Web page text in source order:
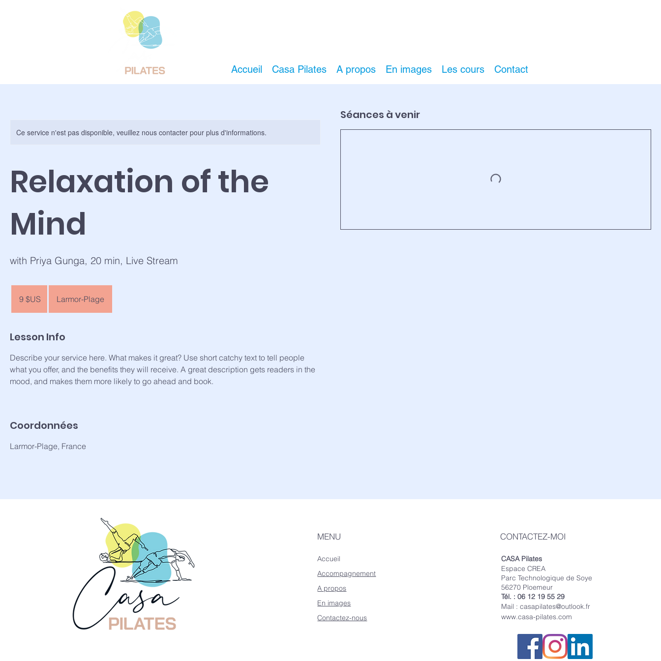
Accueil Casa Pilates A propos En images Les cours Contact
Ce service n'est pas disponible, veuillez nous contacter pour plus d'informations.
Relaxation of the
Mind
with Priya Gunga, 20 min, Live Stream
des
États-
9 $US Larmor-Plage
Lesson Info
Describe your service here. What makes it great? Use short catchy text to tell people
what you offer, and the benefits they will receive. A great description gets readers in the
mood, and makes them more likely to go ahead and book.
Coordonnées
Larmor-Plage, France
Séances à venir
MENU
Accueil
Accompagnement
A propos
En images
Contactez-nous
CONTACTEZ-MOI
CASA Pilates
Espace CREA
Parc Technologique de Soye
56270 Ploemeur
Tél. : 06 12 19 55 29
Mail :casapilates@outlook.fr
www.casa-pilates.com